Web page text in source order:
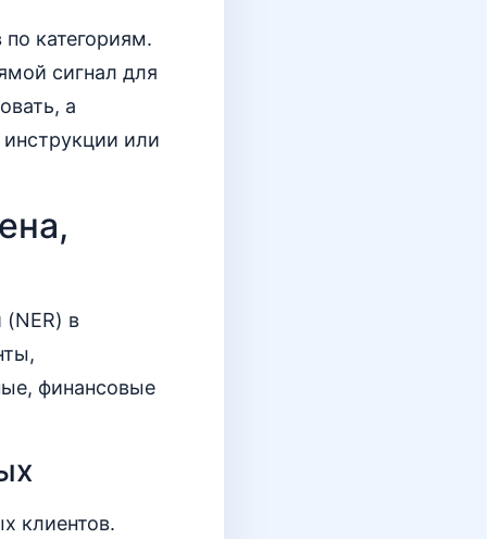
категориям.
сигнал для
а
или
(NER) в
финансовые
клиентов.